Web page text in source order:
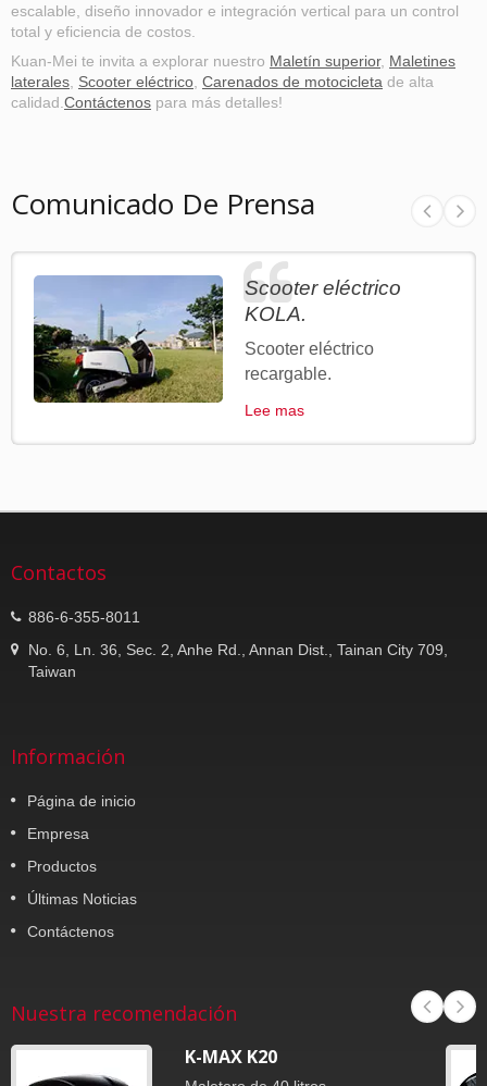
escalable, diseño innovador e integración vertical para un control
total y eficiencia de costos.
Kuan-Mei te invita a explorar nuestro Maletín superior, Maletines
laterales, Scooter eléctrico, Carenados de motocicleta de alta
calidad.Contáctenos para más detalles!
Comunicado De Prensa
Scooter eléctrico
KOLA.
Scooter eléctrico
recargable.
Lee mas
Contactos
886-6-355-8011
No. 6, Ln. 36, Sec. 2, Anhe Rd., Annan Dist., Tainan City 709,
Taiwan
Información
Página de inicio
Empresa
Productos
Últimas Noticias
Contáctenos
Nuestra recomendación
K-MAX K20